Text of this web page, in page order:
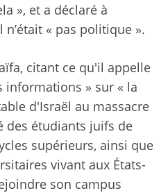
», et a déclaré à
« pas politique ».
citant ce qu'il appelle
informations » sur « la
d'Israël au massacre
des étudiants juifs de
supérieurs, ainsi que
vivant aux États-
son campus